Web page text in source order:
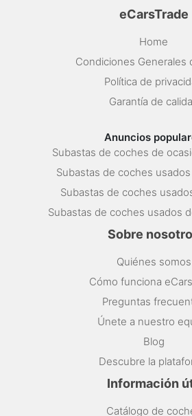
eCarsTrade
Home
Condiciones Generales
Política de
Garantía de
Anuncios
Subastas de coches de
Subastas de coches
Subastas de coches
Subastas de coches usados
Sobre
Quiénes somos
Cómo funciona
Preguntas
Únete a nuestro
Blog
Descubre la
Información
Catálogo de